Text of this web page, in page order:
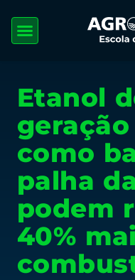
Etanol
geração
como
palha
podem
40%